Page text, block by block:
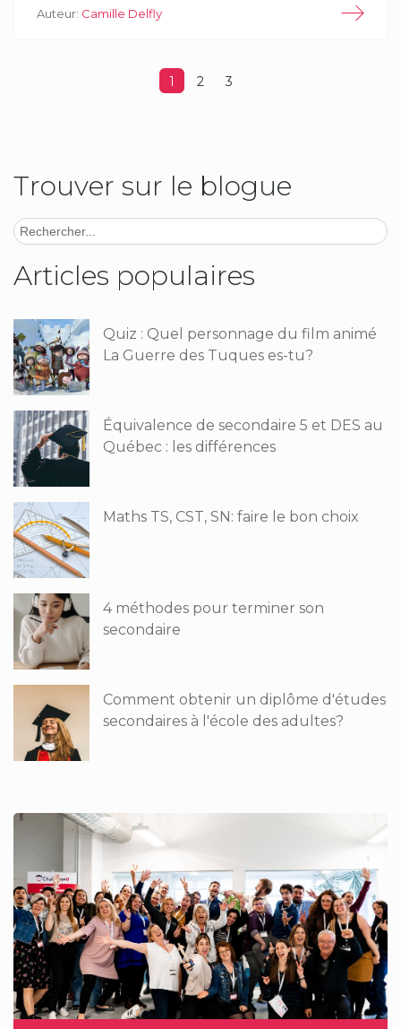
Auteur: Camille Delfly
1 2 3
Trouver sur le blogue
Articles populaires
Quiz : Quel personnage du film animé
La Guerre des Tuques es-tu?
Équivalence de secondaire 5 et DES au
Québec : les différences
Maths TS, CST, SN: faire le bon choix
4 méthodes pour terminer son
secondaire
Comment obtenir un diplôme d'études
secondaires à l'école des adultes?